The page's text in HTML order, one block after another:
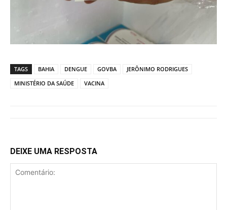
TAGS BAHIA DENGUE GOVBA
JERÔNIMO RODRIGUES
MINISTÉRIO DA SAÚDE
VACINA
DEIXE UMA RESPOSTA